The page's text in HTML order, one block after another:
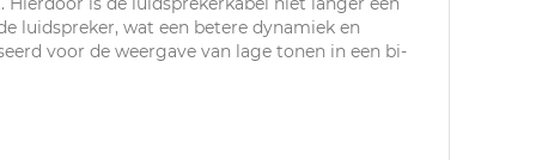
luidspreker, wat een betere dynamiek en
voor de weergave van lage tonen in een bi-